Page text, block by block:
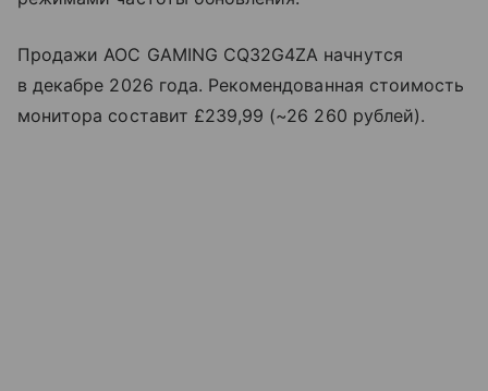
Продажи AOC GAMING CQ32G4ZA начнутся
в декабре 2026 года. Рекомендованная стоимость
монитора составит £239,99 (~26 260 рублей).